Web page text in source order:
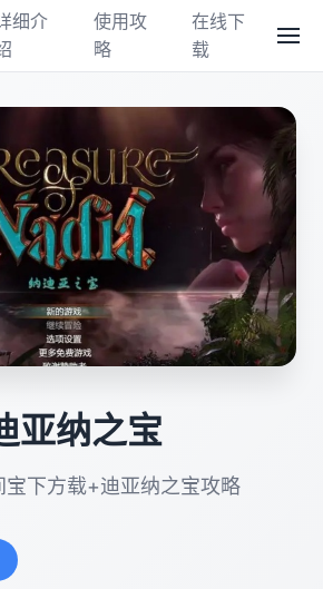
细介
使用攻
略
在线下
载
亚纳之宝
宝下方载+迪亚纳之宝攻略